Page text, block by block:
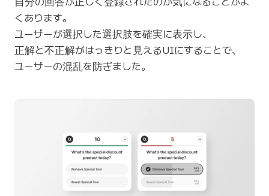
くあります。
ユーザーが選択した選択肢を確実に表示し、
正解と不正解がはっきりと見えるUIにすることで、
ユーザーの混乱を防ぎました。